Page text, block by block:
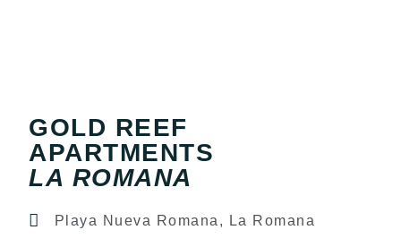
GOLD REEF
APARTMENTS
LA ROMANA
Playa Nueva Romana, La Romana